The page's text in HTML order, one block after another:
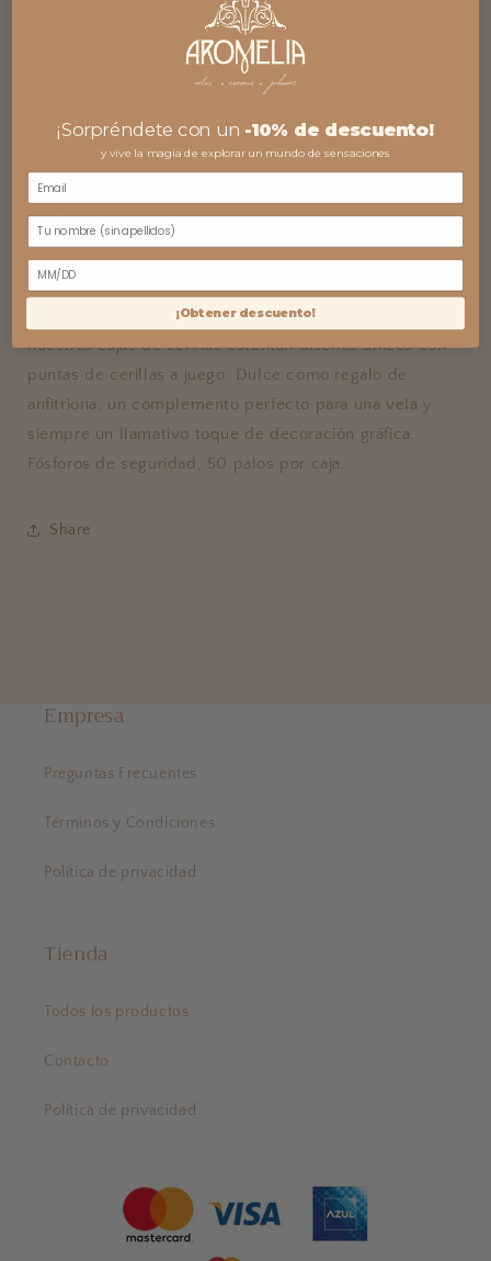
Notificarme
Fósforos
------
El artículo de uso diario por excelencia de HomArts,
nuestras cajas de cerillas ostentan diseños únicos con
puntas de cerillas a juego. Dulce como regalo de
anfitriona, un complemento perfecto para una vela y
siempre un llamativo toque de decoración gráfica.
Fósforos de seguridad, 50 palos por caja.
Share
Empresa
Preguntas Frecuentes
Términos y Condiciones
Política de privacidad
Tienda
Todos los productos
Contacto
Política de privacidad
¡Sorpréndete con un -10% de descuento!
y vive la magia de explorar un mundo de sensaciones
cumpleaños
¡Obtener descuento!